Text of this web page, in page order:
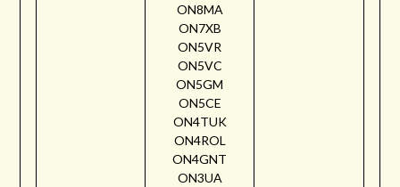
ON8MA
ON7XB
ON5VR
ON5VC
ON5GM
ON5CE
ON4TUK
ON4ROL
ON4GNT
ON3UA